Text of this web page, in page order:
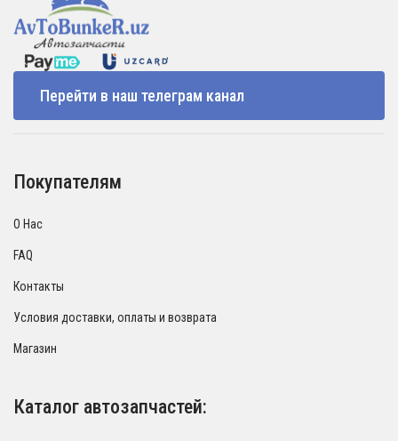
Перейти в наш телеграм канал
Покупателям
О Нас
FAQ
Контакты
Условия доставки, оплаты и возврата
Магазин
Каталог автозапчастей: